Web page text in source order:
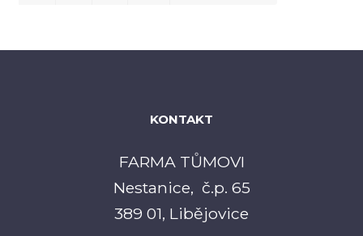
KONTAKT
FARMA TŮMOVI
Nestanice, č.p. 65
389 01, Libějovice